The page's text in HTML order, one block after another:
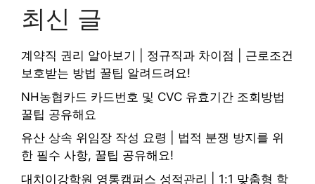
최신 글
계약직 권리 알아보기 | 정규직과 차이점 | 근로조건
보호받는 방법 꿀팁 알려드려요!
NH농협카드 카드번호 및 CVC 유효기간 조회방법
꿀팁 공유해요
유산 상속 위임장 작성 요령 | 법적 분쟁 방지를 위
한 필수 사항, 꿀팁 공유해요!
대치이강학원 영통캠퍼스 성적관리 | 1:1 맞춤형 학